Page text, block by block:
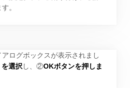
。
アログボックスが表示されまし
選択 し、②OKボタンを押しま